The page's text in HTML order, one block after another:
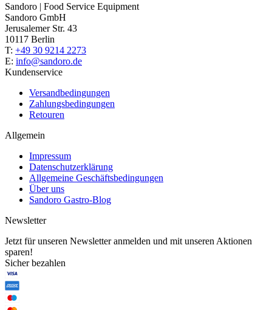
Sandoro | Food Service Equipment
Sandoro GmbH
Jerusalemer Str. 43
10117 Berlin
T: +49 30 9214 2273
E: info@sandoro.de
Kundenservice
Versandbedingungen
Zahlungsbedingungen
Retouren
Allgemein
Impressum
Datenschutzerklärung
Allgemeine Geschäftsbedingungen
Über uns
Sandoro Gastro-Blog
Newsletter
Jetzt für unseren Newsletter anmelden und mit unseren Aktionen
sparen!
Sicher bezahlen